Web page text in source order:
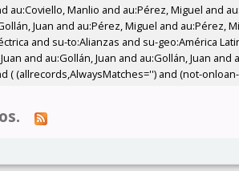
au:Coviello, Manlio and au:Pérez, Miguel and
Juan and au:Pérez, Miguel and au:Pérez,
and su-to:Alianzas and su-geo:América
and au:Gollán, Juan and au:Gollán, Juan and
(allrecords,AlwaysMatches='') and (not-